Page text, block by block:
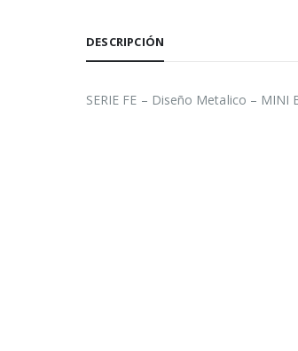
DESCRIPCIÓN
SERIE FE – Diseño Metalico – MINI